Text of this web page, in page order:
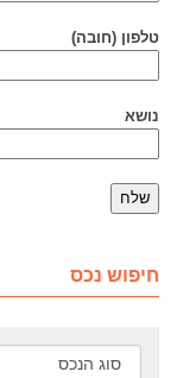
טלפון (חובה)
נושא
חיפוש נכס